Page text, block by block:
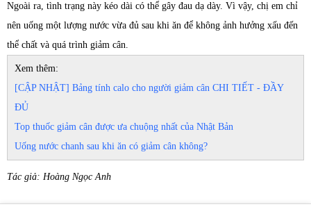
Ngoài ra, tình trạng này kéo dài có thể gây đau dạ dày. Vì vậy, chị em chỉ
nên uống một lượng nước vừa đủ sau khi ăn để không ảnh hưởng xấu đến
thể chất và quá trình giảm cân.
Xem thêm:
[CẬP NHẬT] Bảng tính calo cho người giảm cân CHI TIẾT - ĐẦY
ĐỦ
Top thuốc giảm cân được ưa chuộng nhất của Nhật Bản
Uống nước chanh sau khi ăn có giảm cân không?
Tác giả: Hoàng Ngọc Anh